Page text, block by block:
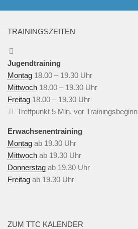
Probetraining
Termine / Turnierausschreibungen
Trainingskonzept
Datenschutz
Impressum
Mitglied werden!
TRAININGSZEITEN
Jugendtraining
Montag 18.00 – 19.30 Uhr
Mittwoch 18.00 – 19.30 Uhr
Freitag 18.00 – 19.30 Uhr
Treffpunkt 5 Min. vor Trainingsbeginn
Erwachsenentraining
Montag ab 19.30 Uhr
Mittwoch ab 19.30 Uhr
Donnerstag ab 19.30 Uhr
Freitag ab 19.30 Uhr
ZUM TTC KALENDER